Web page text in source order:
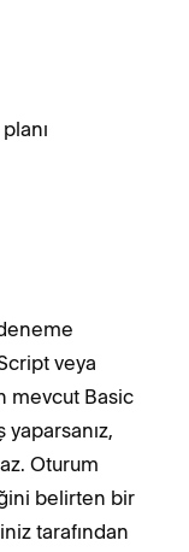
veya
mevcut Basic
Oturum
belirten bir
tarafından